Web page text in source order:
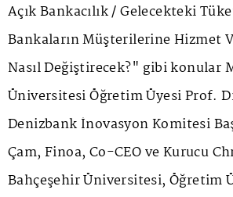
Açık Bankacılık / Gelecekteki
Bankaların Müşterilerine Hizmet
Nasıl Değiştirecek?" gibi konular
Üniversitesi Öğretim Üyesi Prof.
Denizbank İnovasyon Komitesi
Çam, Finoa, Co-CEO ve Kurucu
Bahçeşehir Üniversitesi, Öğretim